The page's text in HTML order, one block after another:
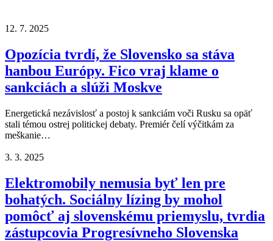
12. 7. 2025
Opozícia tvrdí, že Slovensko sa stáva
hanbou Európy. Fico vraj klame o
sankciách a slúži Moskve
Energetická nezávislosť a postoj k sankciám voči Rusku sa opäť
stali témou ostrej politickej debaty. Premiér čelí výčitkám za
meškanie…
3. 3. 2025
Elektromobily nemusia byť len pre
bohatých. Sociálny lízing by mohol
pomôcť aj slovenskému priemyslu, tvrdia
zástupcovia Progresívneho Slovenska